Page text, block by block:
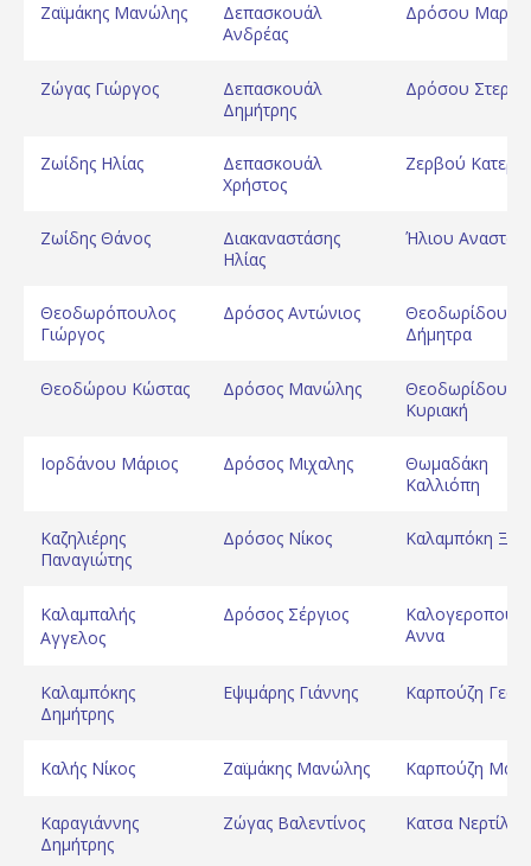
Ζαϊμάκης Μανώλης
Δεπασκουάλ
Ανδρέας
Δρόσου
Ζώγας Γιώργος
Δεπασκουάλ
Δημήτρης
Δρόσου
Ζωίδης Ηλίας
Δεπασκουάλ
Χρήστος
Ζερβού
Ζωίδης Θάνος
Διακαναστάσης
Ηλίας
Ήλιου
Θεοδωρόπουλος
Γιώργος
Δρόσος Αντώνιος
Θεοδωρίδου
Δήμητρα
Θεοδώρου Κώστας Δρόσος Μανώλης
Θεοδωρίδου
Κυριακή
Ιορδάνου Μάριος Δρόσος Μιχαλης
Θωμαδάκη
Καλλιόπη
Καζηλιέρης
Παναγιώτης
Δρόσος Νίκος Καλαμπόκη
Καλαμπαλής
Αγγελος
Δρόσος Σέργιος
Αννα
Καλαμπόκης
Δημήτρης
Εψιμάρης Γιάννης Καρπούζη
Καλής Νίκος Ζαϊμάκης Μανώλης Καρπούζη
Καραγιάννης
Δημήτρης
Ζώγας Βαλεντίνος Κατσα Νερτίλα